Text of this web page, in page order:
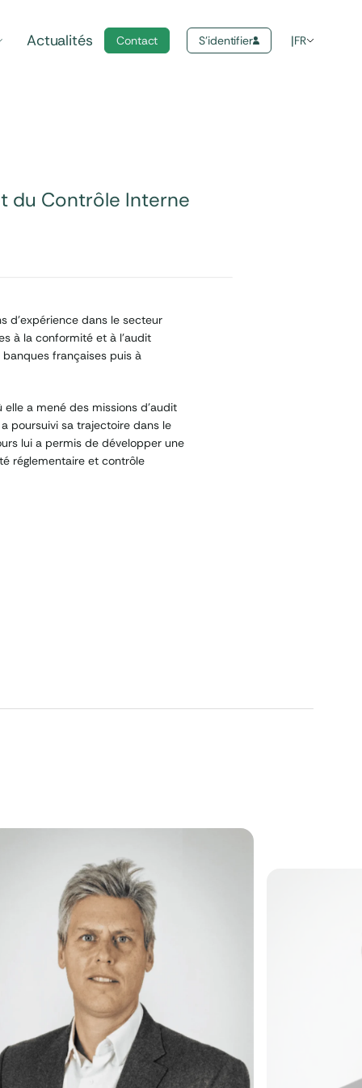
Actualités Contact S'identifier FR
du Contrôle Interne
d’expérience dans le secteur
à la conformité et à l’audit
françaises puis à
elle a mené des missions d’audit
poursuivi sa trajectoire dans le
lui a permis de développer une
réglementaire et contrôle